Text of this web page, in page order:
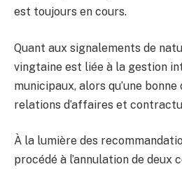
est toujours en cours.
Quant aux signalements de
vingtaine est liée à la gestion
municipaux, alors qu’une
relations d’affaires et
À la lumière des
procédé à l’annulation de deux